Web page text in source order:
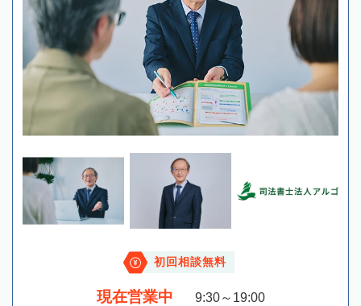
初回相談無料
現在営業中 9:30～19:00